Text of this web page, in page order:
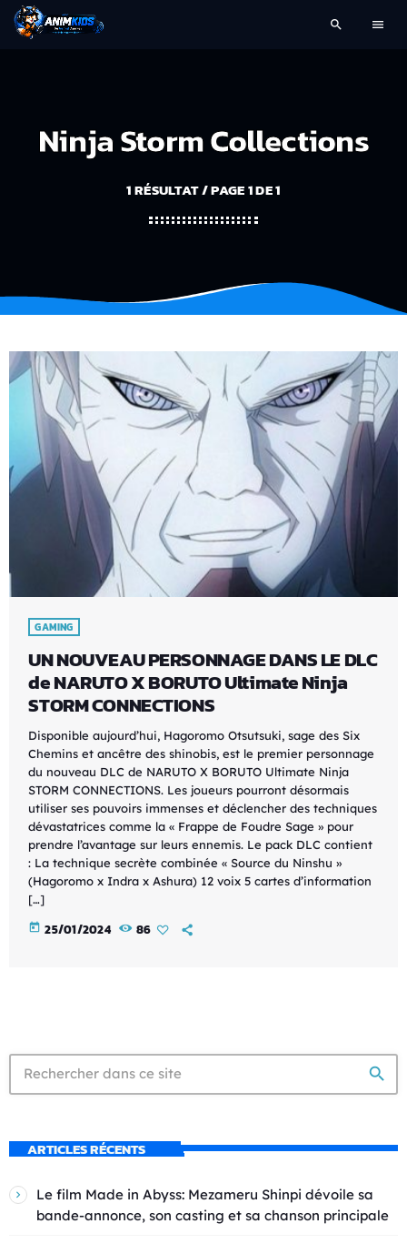
search menu
Ninja Storm Collections
1 RÉSULTAT / PAGE 1 DE 1
GAMING
UN NOUVEAU PERSONNAGE DANS LE DLC
de NARUTO X BORUTO Ultimate Ninja
STORM CONNECTIONS
Disponible aujourd’hui, Hagoromo Otsutsuki, sage des Six
Chemins et ancêtre des shinobis, est le premier personnage
du nouveau DLC de NARUTO X BORUTO Ultimate Ninja
STORM CONNECTIONS. Les joueurs pourront désormais
utiliser ses pouvoirs immenses et déclencher des techniques
dévastatrices comme la « Frappe de Foudre Sage » pour
prendre l’avantage sur leurs ennemis. Le pack DLC contient
: La technique secrète combinée « Source du Ninshu »
(Hagoromo x Indra x Ashura) 12 voix 5 cartes d’information
[…]
today 25/01/2024 86
search
ARTICLES RÉCENTS
Le film Made in Abyss: Mezameru Shinpi dévoile sa
bande-annonce, son casting et sa chanson principale